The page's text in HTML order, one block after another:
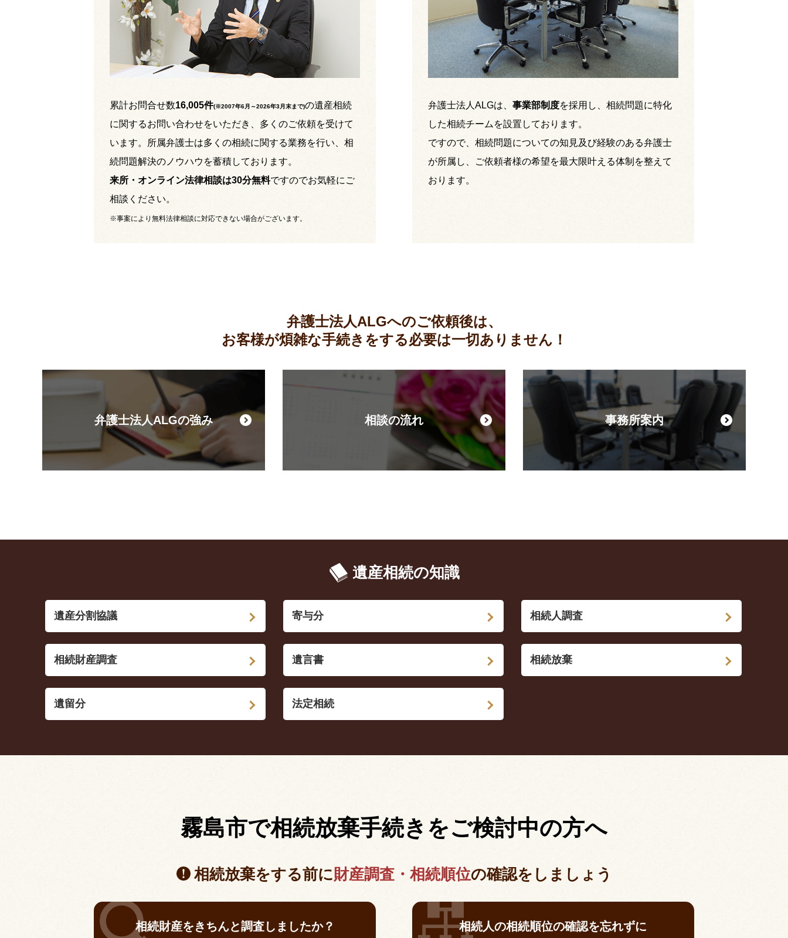
累計お問合せ数16,005件(※2007年6月～2026年3月末まで)の遺産相続
に関するお問い合わせをいただき、多くのご依頼を受けて
います。所属弁護士は多くの相続に関する業務を行い、相
続問題解決のノウハウを蓄積しております。
来所・オンライン法律相談は30分無料ですのでお気軽にご
相談ください。
※事案により無料法律相談に対応できない場合がございます。
弁護士法人ALGは、 事業部制度を採用し、相続問題に特化
した相続チームを設置しております。
ですので、相続問題についての知見及び経験のある弁護士
が所属し、ご依頼者様の希望を最大限叶える体制を整えて
おります。
弁護士法人ALGへのご依頼後は、
お客様が煩雑な手続きをする必要は一切ありません！
弁護士法人ALGの強み 相談の流れ 事務所案内
遺産相続の知識
遺産分割協議 寄与分 相続人調査
相続財産調査 遺言書 相続放棄
遺留分 法定相続
霧島市で相続放棄手続きをご検討中の方へ
相続放棄をする前に財産調査・相続順位の確認をしましょう
相続財産をきちんと調査しましたか？ 相続人の相続順位の確認を忘れずに